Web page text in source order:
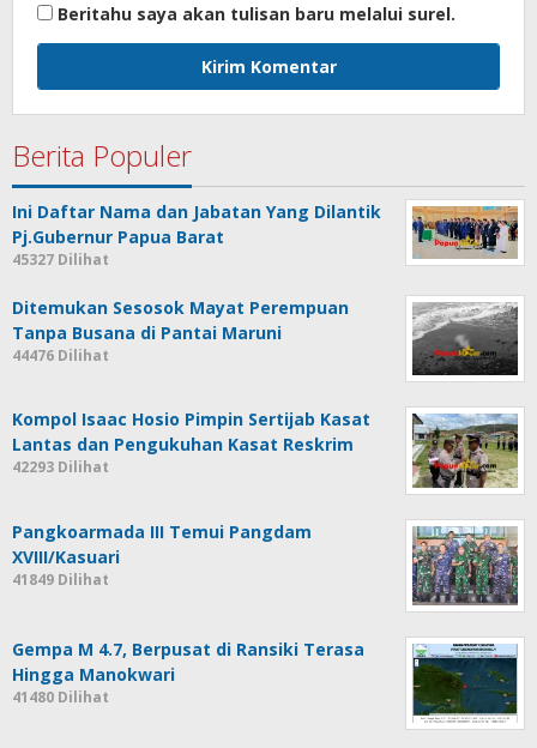
Beritahu saya akan tulisan baru melalui surel.
Berita Populer
Ini Daftar Nama dan Jabatan Yang Dilantik
Pj.Gubernur Papua Barat
45327 Dilihat
Ditemukan Sesosok Mayat Perempuan
Tanpa Busana di Pantai Maruni
44476 Dilihat
Kompol Isaac Hosio Pimpin Sertijab Kasat
Lantas dan Pengukuhan Kasat Reskrim
42293 Dilihat
Pangkoarmada III Temui Pangdam
XVIII/Kasuari
41849 Dilihat
Gempa M 4.7, Berpusat di Ransiki Terasa
Hingga Manokwari
41480 Dilihat